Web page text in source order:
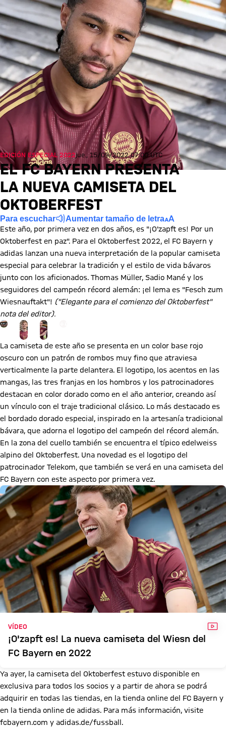
EDICIÓN ESPECIAL 2022jue., 15/09/2022 07:00 UTC
EL FC BAYERN PRESENTA
LA NUEVA CAMISETA DEL
OKTOBERFEST
Para escuchar Aumentar tamaño de letra
Este año, por primera vez en dos años, es "¡O'zapft es! Por un
Oktoberfest en paz". Para el Oktoberfest 2022, el FC Bayern y
adidas lanzan una nueva interpretación de la popular camiseta
especial para celebrar la tradición y el estilo de vida bávaros
junto con los aficionados. Thomas Müller, Sadio Mané y los
seguidores del campeón récord alemán: ¡el lema es "Fesch zum
Wiesnauftakt"! ("Elegante para el comienzo del Oktoberfest"
nota del editor).
Ir a la página de la galería: Ver galería
La camiseta de este año se presenta en un color base rojo
oscuro con un patrón de rombos muy fino que atraviesa
verticalmente la parte delantera. El logotipo, los acentos en las
mangas, las tres franjas en los hombros y los patrocinadores
destacan en color dorado como en el año anterior, creando así
un vínculo con el traje tradicional clásico. Lo más destacado es
el bordado dorado especial, inspirado en la artesanía tradicional
bávara, que adorna el logotipo del campeón del récord alemán.
En la zona del cuello también se encuentra el típico edelweiss
alpino del Oktoberfest. Una novedad es el logotipo del
patrocinador Telekom, que también se verá en una camiseta del
FC Bayern con este aspecto por primera vez.
VÍDEO
¡O'zapft es! La nueva camiseta del Wiesn del
FC Bayern en 2022
Ya ayer, la camiseta del Oktoberfest estuvo disponible en
exclusiva para todos los socios y a partir de ahora se podrá
adquirir en todas las tiendas, en la tienda online del FC Bayern y
en la tienda online de adidas. Para más información, visite
fcbayern.com y adidas.de/fussball.